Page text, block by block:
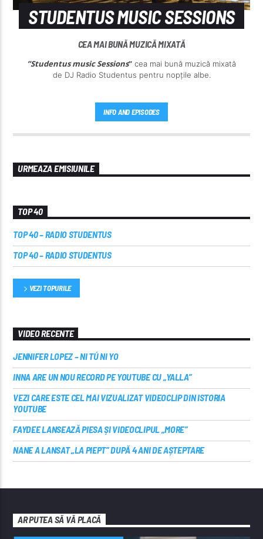
STUDENTUS MUSIC SESSIONS
CEA MAI BUNĂ MUZICĂ MIXATĂ
”Studentus music Sessions” cea mai bună muzică mixată
de DJ Radio Studentus pentru nopțile albe.
INFO AND EPISODES
URMEAZA EMISIUNILE
TOP 40
TOP 40 – RADIO STUDENTUS
TOP 40 – RADIO STUDENTUS
VEZI TOPURILE
VIDEO RECENTE
JENNIFER LOPEZ – NI TÚ NI YO
INNA ARE UN NOU RECORD PE YOUTUBE CU „YALLA”
VEZI CARE ESTE CEL MAI VIZUALIZAT VIDEOCLIP DIN ISTORIA
YOUTUBE
FAYDEE LANSEAZĂ PIESA ȘI VIDEOCLIPUL „MORE”
NANE A LANSAT „LA PIEPT” DUPĂ 4 ANI DE AȘTEPTARE
AR PUTEA SĂ VĂ PLACĂ